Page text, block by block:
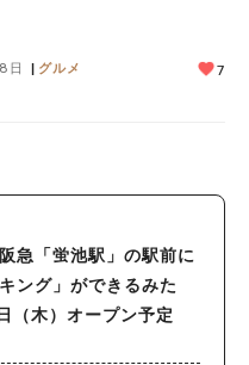
日 グルメ 7
急「蛍池駅」の駅前に
ング」ができるみた
（木）オープン予定